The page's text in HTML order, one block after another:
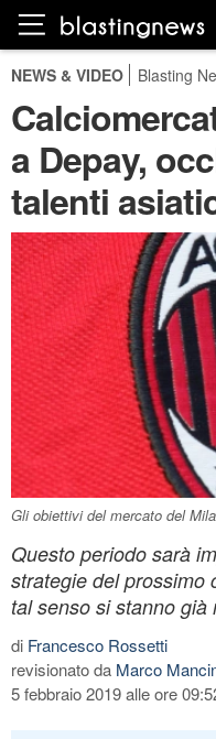
NEWS & VIDEO Blasting
a Depay,
talenti
Gli obiettivi del mercato del
Questo periodo sarà
strategie del prossimo
tal senso si stanno già
di Francesco Rossetti
revisionato da Marco
5 febbraio 2019 alle ore